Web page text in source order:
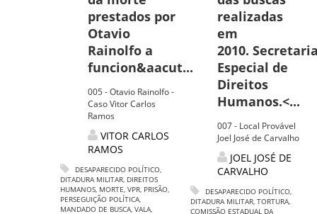
prestados por
Otavio
Rainolfo a
funcion&aacut...
005 - Otavio Rainolfo -
Caso Vitor Carlos
Ramos
VITOR CARLOS
RAMOS
DESAPARECIDO POLÍTICO,
DITADURA MILITAR, DIREITOS
HUMANOS, MORTE, VPR, PRISÃO,
PERSEGUIÇÃO POLÍTICA,
MANDADO DE BUSCA, VALA,
realizadas
em
2010.
Especial de
Direitos
Humanos.<...
007 - Local Provável
Joel José de Carvalho
JOEL JOSÉ DE
CARVALHO
DESAPARECIDO POLÍTICO,
DITADURA MILITAR, TORTURA,
COMISSÃO ESTADUAL DA